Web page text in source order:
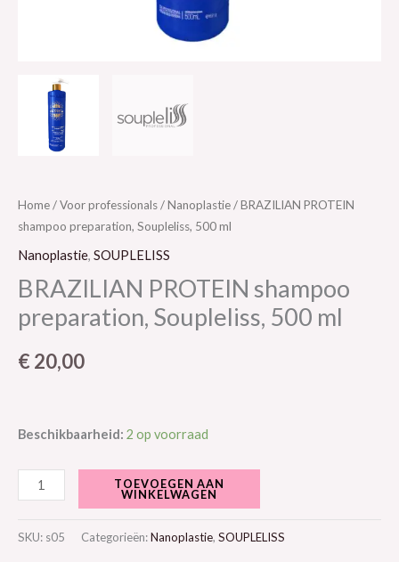
Home/Voor professionals/Nanoplastie/ BRAZILIAN PROTEIN
shampoo preparation, Soupleliss, 500 ml
Nanoplastie, SOUPLELISS
BRAZILIAN PROTEIN shampoo
preparation, Soupleliss, 500 ml
€ 20,00
Beschikbaarheid: 2 op voorraad
TOEVOEGEN AAN
WINKELWAGEN
SKU: s05 Categorieën:Nanoplastie, SOUPLELISS